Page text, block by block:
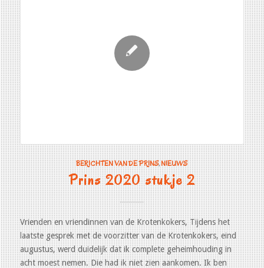
BERICHTEN VAN DE PRINS,NIEUWS
Prins 2020 stukje 2
Vrienden en vriendinnen van de Krotenkokers, Tijdens het
laatste gesprek met de voorzitter van de Krotenkokers, eind
augustus, werd duidelijk dat ik complete geheimhouding in
acht moest nemen. Die had ik niet zien aankomen. Ik ben